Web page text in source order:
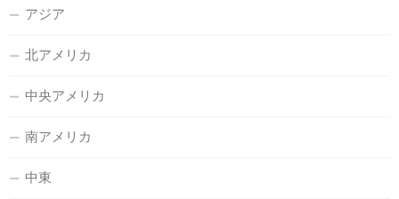
アジア
北アメリカ
中央アメリカ
南アメリカ
中東